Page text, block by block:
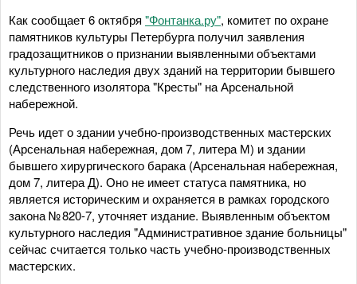
Как сообщает 6 октября "Фонтанка.ру", комитет по охране
памятников культуры Петербурга получил заявления
градозащитников о признании выявленными объектами
культурного наследия двух зданий на территории бывшего
следственного изолятора "Кресты" на Арсенальной
набережной.
Речь идет о здании учебно-производственных мастерских
(Арсенальная набережная, дом 7, литера М) и здании
бывшего хирургического барака (Арсенальная набережная,
дом 7, литера Д). Оно не имеет статуса памятника, но
является историческим и охраняется в рамках городского
закона № 820-7, уточняет издание. Выявленным объектом
культурного наследия "Административное здание больницы"
сейчас считается только часть учебно-производственных
мастерских.